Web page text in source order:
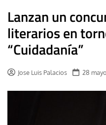
Lanzan un
literarios en
“Cuidadanía”
Jose Luis Palacios 28